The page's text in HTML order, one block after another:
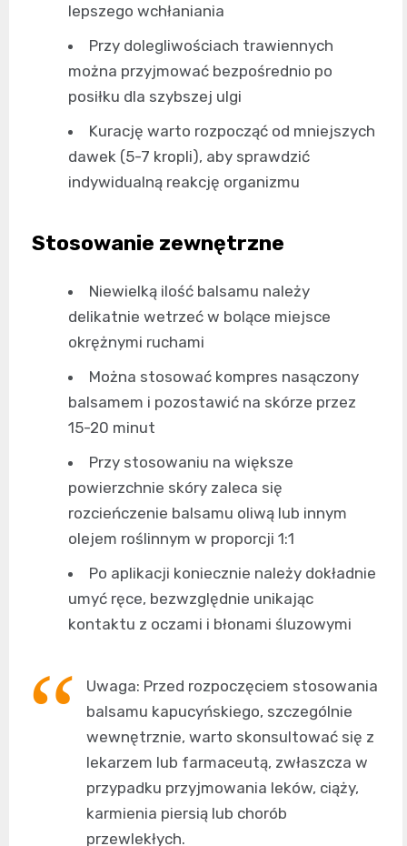
lepszego wchłaniania
Przy dolegliwościach trawiennych
można przyjmować bezpośrednio po
posiłku dla szybszej ulgi
Kurację warto rozpocząć od mniejszych
dawek (5-7 kropli), aby sprawdzić
indywidualną reakcję organizmu
Stosowanie zewnętrzne
Niewielką ilość balsamu należy
delikatnie wetrzeć w bolące miejsce
okrężnymi ruchami
Można stosować kompres nasączony
balsamem i pozostawić na skórze przez
15-20 minut
Przy stosowaniu na większe
powierzchnie skóry zaleca się
rozcieńczenie balsamu oliwą lub innym
olejem roślinnym w proporcji 1:1
Po aplikacji koniecznie należy dokładnie
umyć ręce, bezwzględnie unikając
kontaktu z oczami i błonami śluzowymi
Uwaga: Przed rozpoczęciem stosowania
balsamu kapucyńskiego, szczególnie
wewnętrznie, warto skonsultować się z
lekarzem lub farmaceutą, zwłaszcza w
przypadku przyjmowania leków, ciąży,
karmienia piersią lub chorób
przewlekłych.